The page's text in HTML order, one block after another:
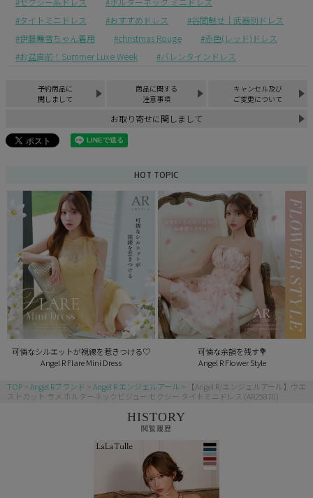
タイトミニドレス
おすすめドレス
谷間魅せ｜武器別ドレス
伊藤舞雪ちゃん着用
christmas Rouge
赤色(レッド)ドレス
お盆直前！Summer Luxe Week
バレンタインドレス
予約商品に
関しまして
商品に関する
注意事項
キャンセル及び
ご変更について
お取り寄せに関しまして
HOT TOPIC
可憐なシルエットが視線を惹きつける♡
Angel R Flare Mini Dress
可憐な余韻を残す💐
Angel R Flower Style
TOP Angel Rブランド Angel R エンジェルアール
【Angel R/エンジェルアール】ウエ
ストカット ラメ ホルターネックビジュー セクシー タイトミニドレス (AR25870)
HISTORY
閲覧履歴